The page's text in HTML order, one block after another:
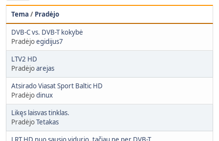
Tema / Pradėjo
DVB-C vs. DVB-T kokybė
Pradėjoegidijus7
LTV2 HD
Pradėjoarejas
Atsirado Viasat Sport Baltic HD
Pradėjodinux
Likęs laisvas tinklas.
PradėjoTetakas